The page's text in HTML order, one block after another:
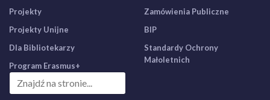
Projekty
Projekty Unijne
Dla Bibliotekarzy
Program Erasmus+
Zamówienia Publiczne
BIP
Standardy Ochrony
Małoletnich